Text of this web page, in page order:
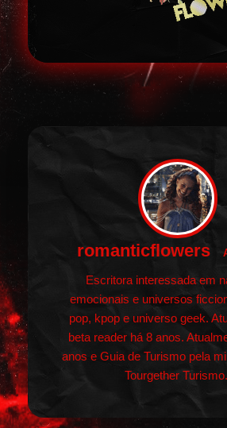
romanticflowers
Escritora interessada em
emocionais e universos
pop, kpop e universo geek.
beta reader há 8 anos.
anos e Guia de Turismo pela
Tourgether